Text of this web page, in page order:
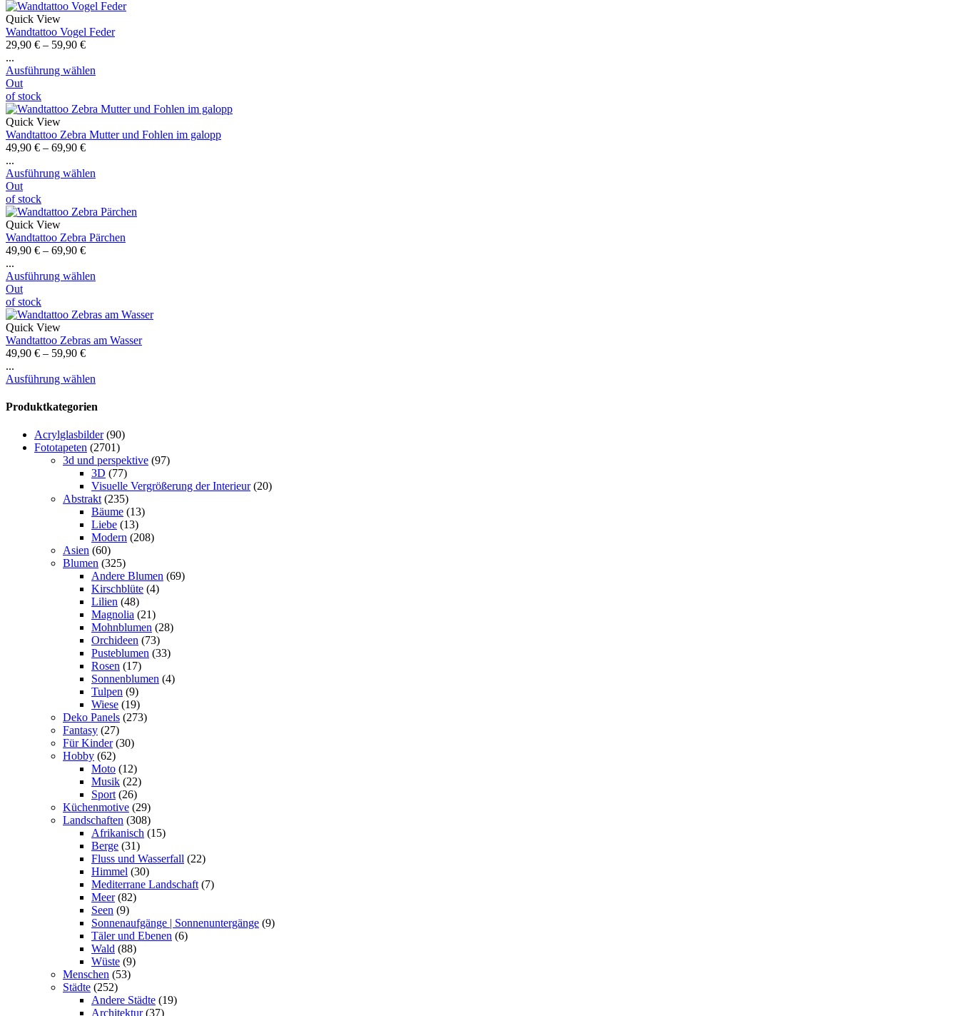
Quick View
Wandtattoo Vogel Feder
29,90 € – 59,90 €
...
Ausführung wählen
Out
of stock
Quick View
Wandtattoo Zebra Mutter und Fohlen im galopp
49,90 € – 69,90 €
...
Ausführung wählen
Out
of stock
Quick View
Wandtattoo Zebra Pärchen
49,90 € – 69,90 €
...
Ausführung wählen
Out
of stock
Quick View
Wandtattoo Zebras am Wasser
49,90 € – 59,90 €
...
Ausführung wählen
Produktkategorien
Acrylglasbilder (90)
Fototapeten (2701)
3d und perspektive (97)
3D (77)
Visuelle Vergrößerung der Interieur (20)
Abstrakt (235)
Bäume (13)
Liebe (13)
Modern (208)
Asien (60)
Blumen (325)
Andere Blumen (69)
Kirschblüte (4)
Lilien (48)
Magnolia (21)
Mohnblumen (28)
Orchideen (73)
Pusteblumen (33)
Rosen (17)
Sonnenblumen (4)
Tulpen (9)
Wiese (19)
Deko Panels (273)
Fantasy (27)
Für Kinder (30)
Hobby (62)
Moto (12)
Musik (22)
Sport (26)
Küchenmotive (29)
Landschaften (308)
Afrikanisch (15)
Berge (31)
Fluss und Wasserfall (22)
Himmel (30)
Mediterrane Landschaft (7)
Meer (82)
Seen (9)
Sonnenaufgänge | Sonnenuntergänge (9)
Täler und Ebenen (6)
Wald (88)
Wüste (9)
Menschen (53)
Städte (252)
Andere Städte (19)
Architektur (37)